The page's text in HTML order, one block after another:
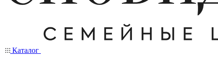
Каталог